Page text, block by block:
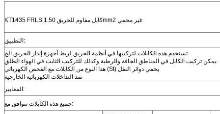
KT1435 FRLS كابل مقاوم للحريق 1.50mm2 غير محمي
التطبيق:
تستخدم هذه الكابلات لتركيبها في أنظمة الحريق لربط أجهزة إنذار الحريق الخ.
يمكن تركيب الكابل في المناطق الجافة والرطبة وكذلك للتركيب الثابت في الهواء الطلق.
هذا النوع من الكابلات مع الفحص الكهربائي (St) يحمي دوائر النقل
ضد التداخلات الكهربائية الخارجية
المعايير:
جميع هذه الكابلات تتوافق مع: